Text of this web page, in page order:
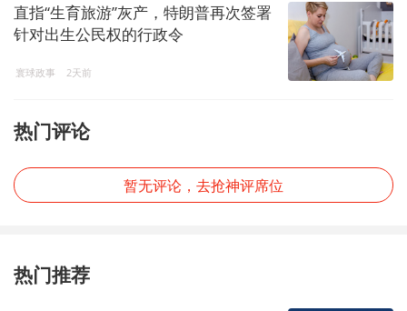
直指“生育旅游”灰产，特朗普再次签署
针对出生公民权的行政令
寰球政事 2天前
热门评论
暂无评论，去抢神评席位
热门推荐